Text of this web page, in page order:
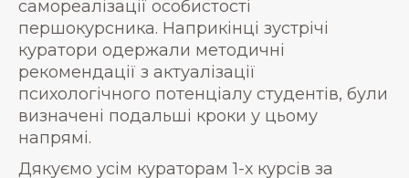
самореалізації особистості
першокурсника. Наприкінці зустрічі
куратори одержали методичні
рекомендації з актуалізації
психологічного потенціалу студентів, були
визначені подальші кроки у цьому
напрямі.
Дякуємо усім кураторам 1-х курсів за